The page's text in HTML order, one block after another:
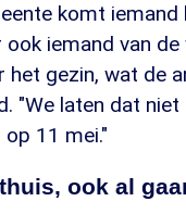
komt iemand
iemand van
het gezin, wat de
"We laten dat
11 mei."
ook al